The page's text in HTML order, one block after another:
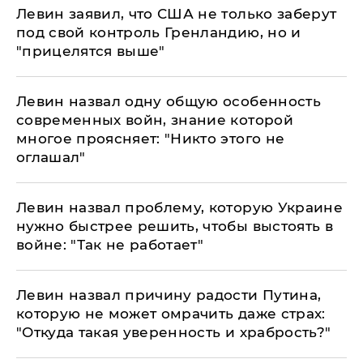
Левин заявил, что США не только заберут
под свой контроль Гренландию, но и
"прицелятся выше"
Левин назвал одну общую особенность
современных войн, знание которой
многое проясняет: "Никто этого не
оглашал"
Левин назвал проблему, которую Украине
нужно быстрее решить, чтобы выстоять в
войне: "Так не работает"
Левин назвал причину радости Путина,
которую не может омрачить даже страх:
"Откуда такая уверенность и храбрость?"